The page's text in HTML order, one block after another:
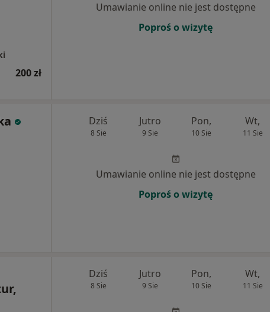
200 zł
Umawianie online nie jest dostępne
Poproś o wizytę
Dziś
8 Sie
Jutro
9 Sie
Pon,
10 Sie
Wt,
11 Sie
Umawianie online nie jest dostępne
Poproś o wizytę
Dziś
8 Sie
Jutro
9 Sie
Pon,
10 Sie
Wt,
11 Sie